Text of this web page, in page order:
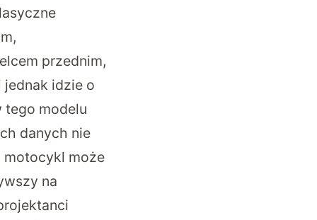
przednim,
jednak idzie o
tego modelu
danych nie
motocykl może
na